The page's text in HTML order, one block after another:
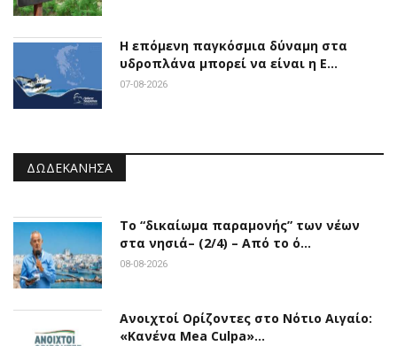
Η επόμενη παγκόσμια δύναμη στα
υδροπλάνα μπορεί να είναι η Ε…
07-08-2026
ΔΩΔΕΚΆΝΗΣΑ
Το “δικαίωμα παραμονής” των νέων
στα νησιά– (2/4) – Από το ό…
08-08-2026
Ανοιχτοί Ορίζοντες στο Νότιο Αιγαίο:
«Κανένα Mea Culpa»…